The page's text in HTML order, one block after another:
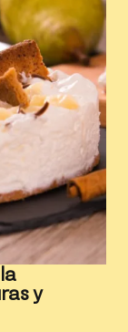
y